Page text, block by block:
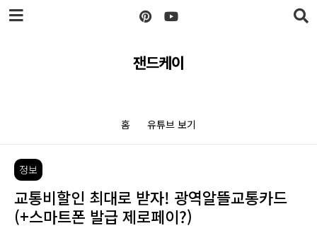
본문 바로가기
잰드케이
홈 유튜브 보기
정보
교통비할인 최대로 받자! 광역알뜰교통카드
(+스마트폰 발급 제로페이?)